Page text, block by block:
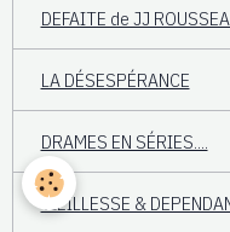
DEFAITE de JJ
LA DÉSESPÉRANCE
DRAMES EN SÉRIES....
VIEILLESSE &